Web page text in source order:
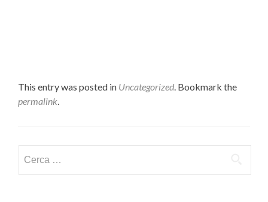
This entry was posted in Uncategorized. Bookmark the
permalink.
per: